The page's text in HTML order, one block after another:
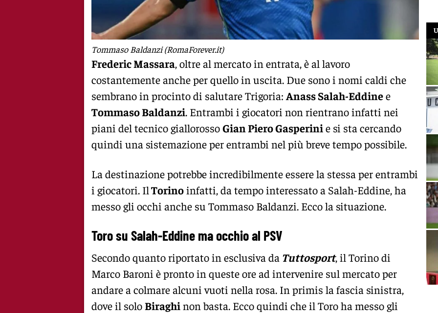
Tommaso Baldanzi (RomaForever.it)
Frederic Massara, oltre al mercato in entrata, è al lavoro
costantemente anche per quello in uscita. Due sono i nomi caldi che
sembrano in procinto di salutare Trigoria: Anass Salah-Eddinee
Tommaso Baldanzi. Entrambi i giocatori non rientrano infatti nei
piani del tecnico giallorossoGian Piero Gasperinie si sta cercando
quindi una sistemazione per entrambi nel più breve tempo possibile.
La destinazione potrebbe incredibilmente essere la stessa per entrambi
i giocatori. IlTorinoinfatti, da tempo interessato a Salah-Eddine, ha
messo gli occhi anche su Tommaso Baldanzi. Ecco la situazione.
Toro su Salah-Eddine ma occhio al PSV
Secondo quanto riportato in esclusiva da Tuttosport, il Torino di
Marco Baroni è pronto in queste ore ad intervenire sul mercato per
andare a colmare alcuni vuoti nella rosa. In primis la fascia sinistra,
dove il soloBiraghinon basta. Ecco quindi che il Toro ha messo gli